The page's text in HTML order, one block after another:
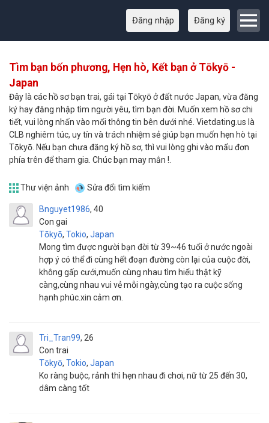
Đăng nhập Đăng ký
Tìm bạn bốn phương, Hẹn hò, Kết bạn ở Tōkyō -
Japan
Đây là các hồ sơ bạn trai, gái tại Tōkyō ở đất nước Japan, vừa đăng
ký hay đăng nhập tìm người yêu, tìm bạn đời. Muốn xem hồ sơ chi
tiết, vui lòng nhấn vào mổi thông tin bên dưới nhé. Vietdating.us là
CLB nghiêm túc, uy tín và trách nhiệm sẻ giúp bạn muốn hẹn hò tại
Tōkyō. Nếu bạn chưa đăng ký hồ sơ, thì vui lòng ghi vào mẩu đơn
phía trên để tham gia. Chúc bạn may mắn !.
Thư viện ảnh Sửa đổi tìm kiếm
Bnguyet1986
Con gai
40
Tōkyō, Tokio, Japan
Mong tìm được người bạn đời từ 39~46 tuổi ở nước ngoài
hợp ý có thể đi cùng hết đoạn đường còn lại của cuộc đời,
không gấp cưới,muốn cùng nhau tìm hiểu thật kỹ
càng,cùng nhau vui vẻ mỗi ngày,cùng tạo ra cuộc sống
hạnh phúc.xin cảm ơn.
Tri_Tran99
Con trai
26
Tōkyō, Tokio, Japan
Ko ràng buộc, rảnh thì hẹn nhau đi chơi, nữ từ 25 đến 30,
dâm càng tốt